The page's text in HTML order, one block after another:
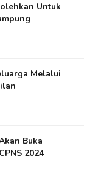
Untuk
Melalui
Buka
2024